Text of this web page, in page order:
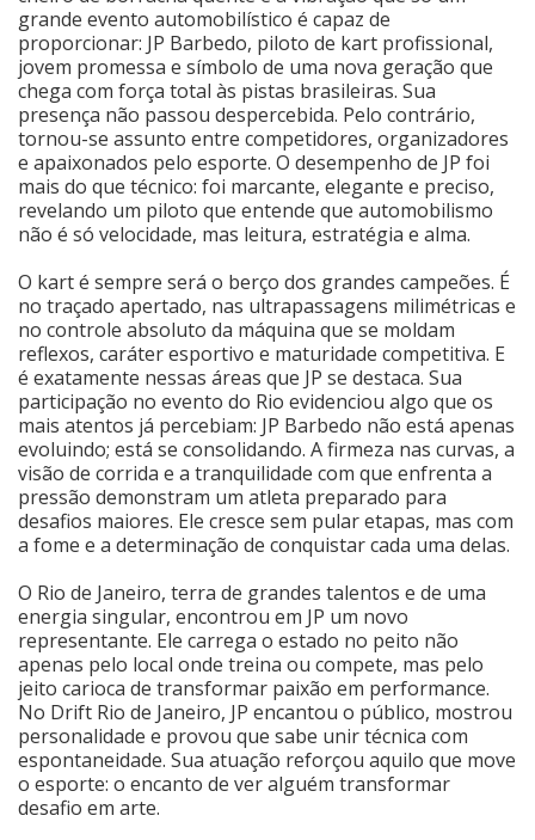
Agenda Cultural
Anuncie
Fale Conosco
grande evento automobilístico é capaz de
proporcionar: JP Barbedo, piloto de kart profissional,
jovem promessa e símbolo de uma nova geração que
chega com força total às pistas brasileiras. Sua
presença não passou despercebida. Pelo contrário,
tornou-se assunto entre competidores, organizadores
e apaixonados pelo esporte. O desempenho de JP foi
mais do que técnico: foi marcante, elegante e preciso,
revelando um piloto que entende que automobilismo
não é só velocidade, mas leitura, estratégia e alma.
O kart é sempre será o berço dos grandes campeões. É
no traçado apertado, nas ultrapassagens milimétricas e
no controle absoluto da máquina que se moldam
reflexos, caráter esportivo e maturidade competitiva. E
é exatamente nessas áreas que JP se destaca. Sua
participação no evento do Rio evidenciou algo que os
mais atentos já percebiam: JP Barbedo não está apenas
evoluindo; está se consolidando. A firmeza nas curvas, a
visão de corrida e a tranquilidade com que enfrenta a
pressão demonstram um atleta preparado para
desafios maiores. Ele cresce sem pular etapas, mas com
a fome e a determinação de conquistar cada uma delas.
O Rio de Janeiro, terra de grandes talentos e de uma
energia singular, encontrou em JP um novo
representante. Ele carrega o estado no peito não
apenas pelo local onde treina ou compete, mas pelo
jeito carioca de transformar paixão em performance.
No Drift Rio de Janeiro, JP encantou o público, mostrou
personalidade e provou que sabe unir técnica com
espontaneidade. Sua atuação reforçou aquilo que move
o esporte: o encanto de ver alguém transformar
desafio em arte.